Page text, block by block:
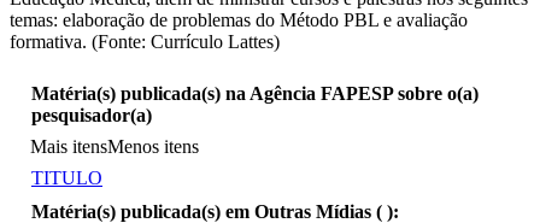
temas: elaboração de problemas do Método PBL e avaliação
formativa. (Fonte: Currículo Lattes)
Matéria(s) publicada(s) na Agência FAPESP sobre o(a)
pesquisador(a)
Mais itensMenos itens
TITULO
Matéria(s) publicada(s) em Outras Mídias ( ):